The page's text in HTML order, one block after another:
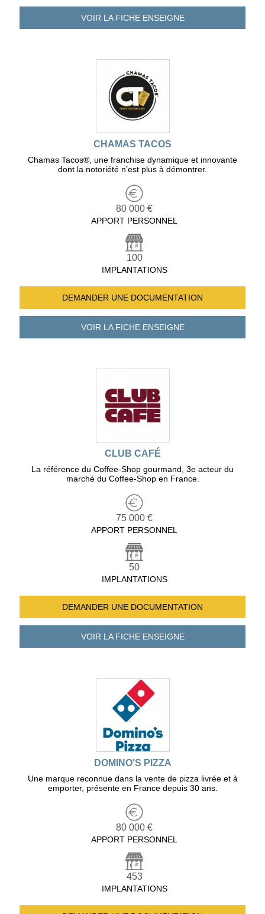
VOIR LA FICHEENSEIGNE
CHAMAS TACOS
Chamas Tacos®️, une franchise dynamique et innovante
dont la notoriété n’est plus à démontrer.
80 000 €
APPORT PERSONNEL
100
IMPLANTATIONS
DEMANDER UNE DOCUMENTATION
VOIR LA FICHEENSEIGNE
CLUB CAFÉ
La référence du Coffee-Shop gourmand, 3e acteur du
marché du Coffee-Shop en France.
75 000 €
APPORT PERSONNEL
50
IMPLANTATIONS
DEMANDER UNE DOCUMENTATION
VOIR LA FICHEENSEIGNE
DOMINO'S PIZZA
Une marque reconnue dans la vente de pizza livrée et à
emporter, présente en France depuis 30 ans.
80 000 €
APPORT PERSONNEL
453
IMPLANTATIONS